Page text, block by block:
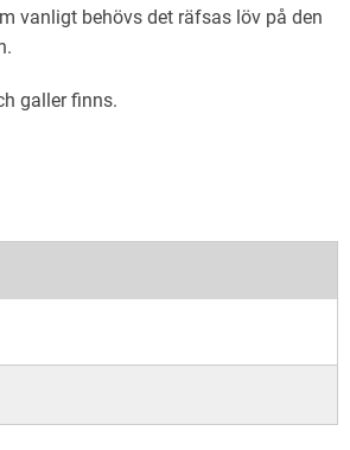
vanligt behövs det räfsas löv på den
galler finns.